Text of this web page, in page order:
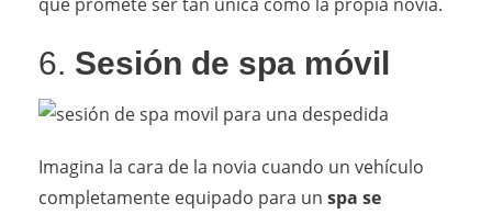
6. Sesión de spa móvil
Imagina la cara de la novia cuando un vehículo
completamente equipado para un spa se